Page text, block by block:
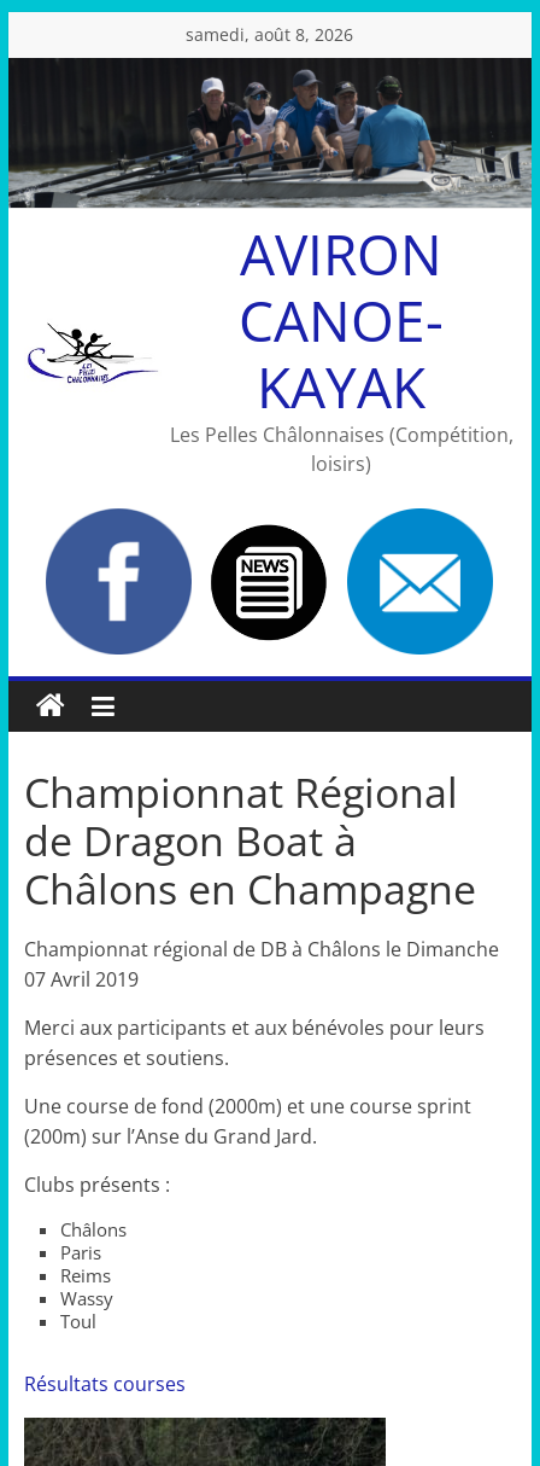
au
samedi, août 8, 2026
AVIRON
CANOE-
KAYAK
Les Pelles Châlonnaises (Compétition,
loisirs)
Championnat Régional
de Dragon Boat à
Châlons en Champagne
Championnat régional de DB à Châlons le Dimanche
07 Avril 2019
Merci aux participants et aux bénévoles pour leurs
présences et soutiens.
Une course de fond (2000m) et une course sprint
(200m) sur l’Anse du Grand Jard.
Clubs présents :
Châlons
Paris
Reims
Wassy
Toul
Résultats courses